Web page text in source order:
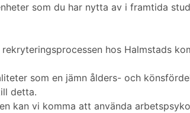
som du har nytta av i framtida
hos Halmstads
som en jämn ålders- och
detta.
kan vi komma att använda